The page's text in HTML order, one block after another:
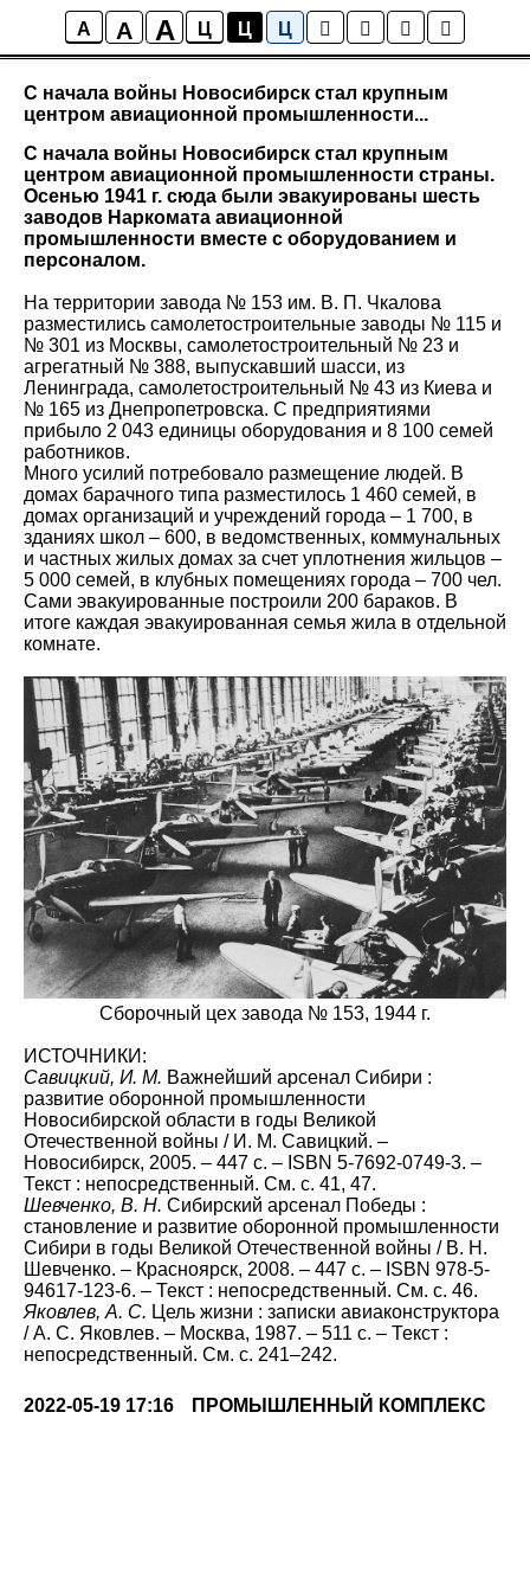
A A A Ц Ц Ц
Все факты
С начала войны Новосибирск стал крупным
центром авиационной промышленности...
С начала войны Новосибирск стал крупным
центром авиационной промышленности страны.
Осенью 1941 г. сюда были эвакуированы шесть
заводов Наркомата авиационной
промышленности вместе с оборудованием и
персоналом.
На территории завода № 153 им. В. П. Чкалова
разместились самолетостроительные заводы № 115 и
№ 301 из Москвы, самолетостроительный № 23 и
агрегатный № 388, выпускавший шасси, из
Ленинграда, самолетостроительный № 43 из Киева и
№ 165 из Днепропетровска. С предприятиями
прибыло 2 043 единицы оборудования и 8 100 семей
работников.
Много усилий потребовало размещение людей. В
домах барачного типа разместилось 1 460 семей, в
домах организаций и учреждений города – 1 700, в
зданиях школ – 600, в ведомственных, коммунальных
и частных жилых домах за счет уплотнения жильцов –
5 000 семей, в клубных помещениях города – 700 чел.
Сами эвакуированные построили 200 бараков. В
итоге каждая эвакуированная семья жила в отдельной
комнате.
Сборочный цех завода № 153, 1944 г.
ИСТОЧНИКИ:
Савицкий, И. М. Важнейший арсенал Сибири :
развитие оборонной промышленности
Новосибирской области в годы Великой
Отечественной войны / И. М. Савицкий. –
Новосибирск, 2005. – 447 с. – ISBN 5-7692-0749-3. –
Текст : непосредственный. См. с. 41, 47.
Шевченко, В. Н. Сибирский арсенал Победы :
становление и развитие оборонной промышленности
Сибири в годы Великой Отечественной войны / В. Н.
Шевченко. – Красноярск, 2008. – 447 с. – ISBN 978-5-
94617-123-6. – Текст : непосредственный. См. с. 46.
Яковлев, А. С. Цель жизни : записки авиаконструктора
/ А. С. Яковлев. – Москва, 1987. – 511 с. – Текст :
непосредственный. См. с. 241–242.
2022-05-19 17:16 ПРОМЫШЛЕННЫЙ КОМПЛЕКС